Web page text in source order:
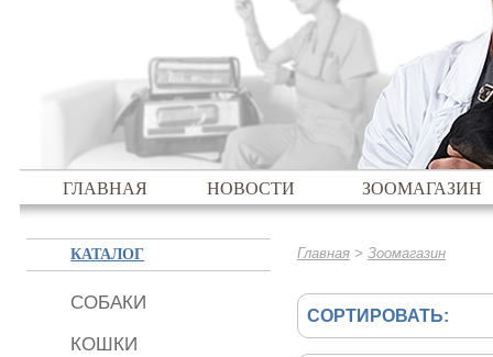
ГЛАВНАЯ НОВОСТИ ЗООМАГАЗИН
Главная> Зоомагазин
СОРТИРОВАТЬ:
КАТАЛОГ
СОБАКИ
КОШКИ